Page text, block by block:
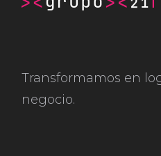
Transformamos en
negocio.